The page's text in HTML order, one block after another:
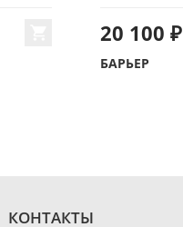
20 100 ₽
БАРЬЕР
КОНТАКТЫ